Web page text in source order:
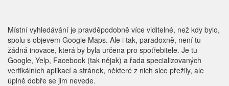
Místní vyhledávání je pravděpodobně více viditelné, než kdy bylo,
spolu s objevem Google Maps. Ale i tak, paradoxně, není tu
žádná inovace, která by byla určena pro spotřebitele. Je tu
Google, Yelp, Facebook (tak nějak) a řada specializovaných
vertikálních aplikací a stránek, některé z nich sice přežily, ale
úplně dobře se jim nevede.